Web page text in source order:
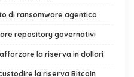
di ransomware agentico
repository governativi
la riserva in dollari
la riserva Bitcoin